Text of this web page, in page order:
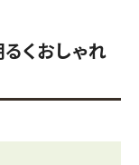
くおしゃれ